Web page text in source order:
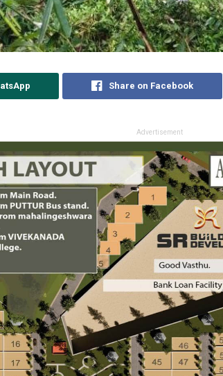
Share on Facebook
Advertisement